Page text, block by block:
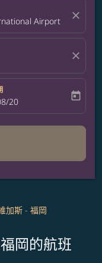
Airport close
close
return-date-aria-label
20 today
加斯 - 福岡
岡的航班
選條件。